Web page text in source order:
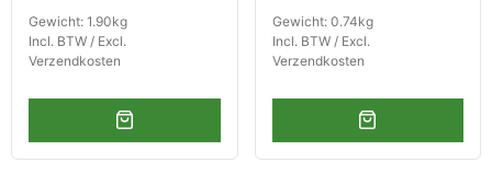
Gewicht: 1.90kg
Incl. BTW / Excl.
Verzendkosten
Gewicht: 0.74kg
Incl. BTW / Excl.
Verzendkosten